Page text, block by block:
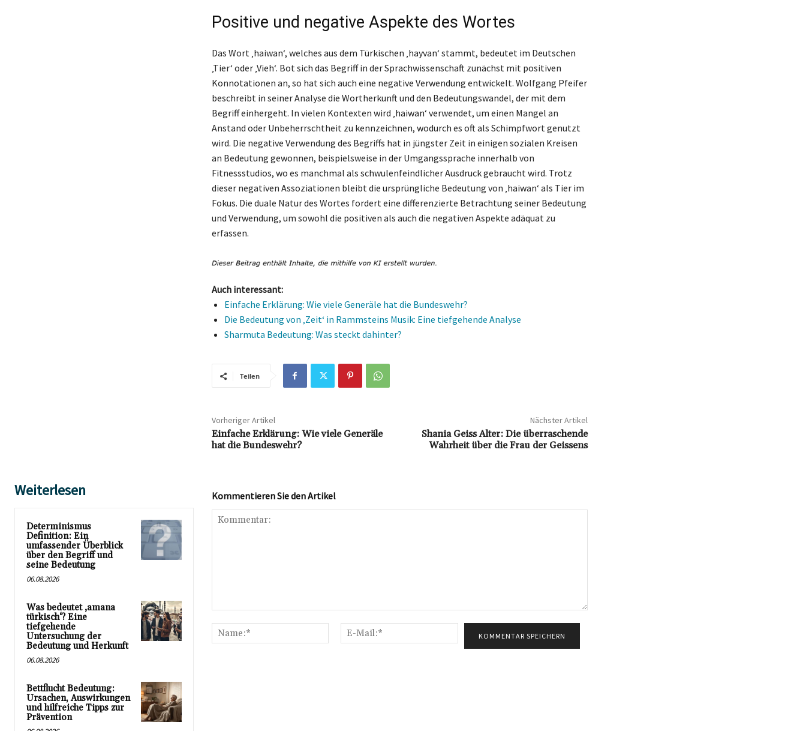
Positive und negative Aspekte des Wortes
Das Wort ‚haiwan‘, welches aus dem Türkischen ‚hayvan‘ stammt, bedeutet im Deutschen
‚Tier‘ oder ‚Vieh‘. Bot sich das Begriff in der Sprachwissenschaft zunächst mit positiven
Konnotationen an, so hat sich auch eine negative Verwendung entwickelt. Wolfgang Pfeifer
beschreibt in seiner Analyse die Wortherkunft und den Bedeutungswandel, der mit dem
Begriff einhergeht. In vielen Kontexten wird ‚haiwan‘ verwendet, um einen Mangel an
Anstand oder Unbeherrschtheit zu kennzeichnen, wodurch es oft als Schimpfwort genutzt
wird. Die negative Verwendung des Begriffs hat in jüngster Zeit in einigen sozialen Kreisen
an Bedeutung gewonnen, beispielsweise in der Umgangssprache innerhalb von
Fitnessstudios, wo es manchmal als schwulenfeindlicher Ausdruck gebraucht wird. Trotz
dieser negativen Assoziationen bleibt die ursprüngliche Bedeutung von ‚haiwan‘ als Tier im
Fokus. Die duale Natur des Wortes fordert eine differenzierte Betrachtung seiner Bedeutung
und Verwendung, um sowohl die positiven als auch die negativen Aspekte adäquat zu
erfassen.
Auch interessant:
Einfache Erklärung: Wie viele Generäle hat die Bundeswehr?
Die Bedeutung von ‚Zeit‘ in Rammsteins Musik: Eine tiefgehende Analyse
Sharmuta Bedeutung: Was steckt dahinter?
Teilen
Vorheriger Artikel
Einfache Erklärung: Wie viele Generäle
hat die Bundeswehr?
Nächster Artikel
Shania Geiss Alter: Die überraschende
Wahrheit über die Frau der Geissens
Weiterlesen
Determinismus
Definition: Ein
umfassender Überblick
über den Begriff und
seine Bedeutung
06.08.2026
Was bedeutet ‚amana
türkisch‘? Eine
tiefgehende
Untersuchung der
Bedeutung und Herkunft
06.08.2026
Bettflucht Bedeutung:
Ursachen, Auswirkungen
und hilfreiche Tipps zur
Prävention
Kommentieren Sie den Artikel
Name:*
Mail:*